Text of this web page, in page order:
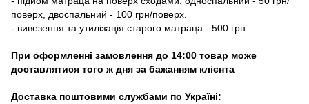
поверх, двоспальний - 100 грн/поверх.
- вивезення та утилізація старого матраца - 500 грн.
При оформленні замовлення до 14:00 товар може
доставлятися того ж дня за бажанням клієнта
Доставка поштовими службами по Україні: